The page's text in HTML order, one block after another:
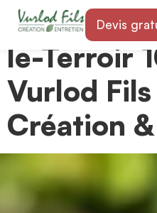
Devis
le-Terroir
Vurlod
Création